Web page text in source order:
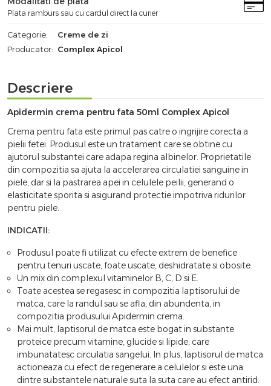
Plata ramburs sau cu cardul direct la curier
Categorie:
Creme de zi
Producator: Complex Apicol
Descriere
Apidermin crema pentru fata 50ml Complex Apicol
Crema pentru fata este primul pas catre o ingrijire corecta a
pielii fetei. Produsul este un tratament care se obtine cu
ajutorul substantei care adapa regina albinelor. Proprietatile
din compozitia sa ajuta la accelerarea circulatiei sanguine in
piele, dar si la pastrarea apei in celulele peilii, generand o
elasticitate sporita si asigurand protectie impotriva ridurilor
pentru piele.
INDICATII:
Produsul poate fi utilizat cu efecte extrem de benefice
pentru tenuri uscate, foate uscate, deshidratate si obosite.
Un mix din complexul vitaminelor B, C, D si E.
Toate acestea se regasesc in compozitia laptisorului de
matca, care la randul sau se afla, din abundenta, in
compozitia produsului Apidermin crema.
Mai mult, laptisorul de matca este bogat in substante
proteice precum vitamine, glucide si lipide, care
imbunatatesc circulatia sangelui. In plus, laptisorul de matca
actioneaza cu efect de regenerare a celulelor si este una
dintre substantele naturale suta la suta care au efect antirid.